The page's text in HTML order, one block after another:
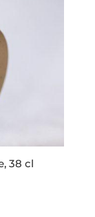
38 cl